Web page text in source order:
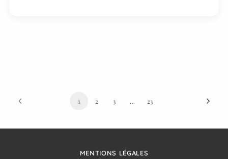
1 2 3 … 23
MENTIONS LÉGALES